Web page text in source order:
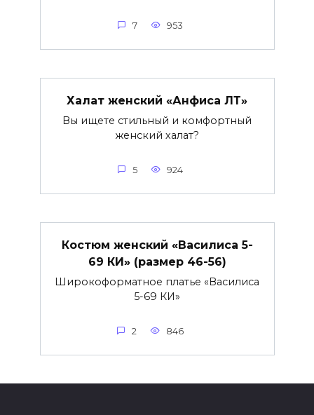
7 953
Халат женский «Анфиса ЛТ»
Вы ищете стильный и комфортный
женский халат?
5 924
Костюм женский «Василиса 5-
69 КИ» (размер 46-56)
Широкоформатное платье «Василиса
5-69 КИ»
2 846